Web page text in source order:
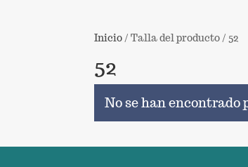
Inicio / Talla del producto / 52
52
No se han encontrado